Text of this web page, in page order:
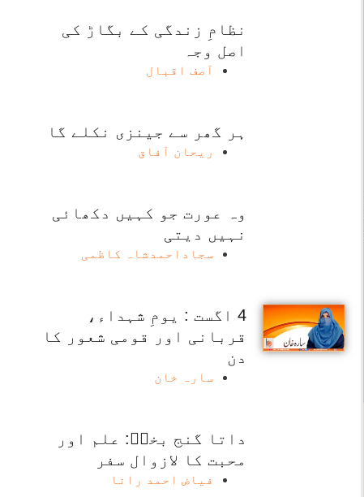
نظامِ زندگی کے بگاڑ کی
اصل وجہ
آصف اقبال
ہر گھر سے جینزی نکلے گا
ریحان آفاق
وہ عورت جو کہیں دکھائی
نہیں دیتی
سجاداحمدشاہ کاظمی
4 اگست : یومِ شہداء،
قربانی اور قومی شعور کا
دن
سارہ خان
داتا گنج بخشؒ: علم اور
محبت کا لازوال سفر
فیاض احمد رانا